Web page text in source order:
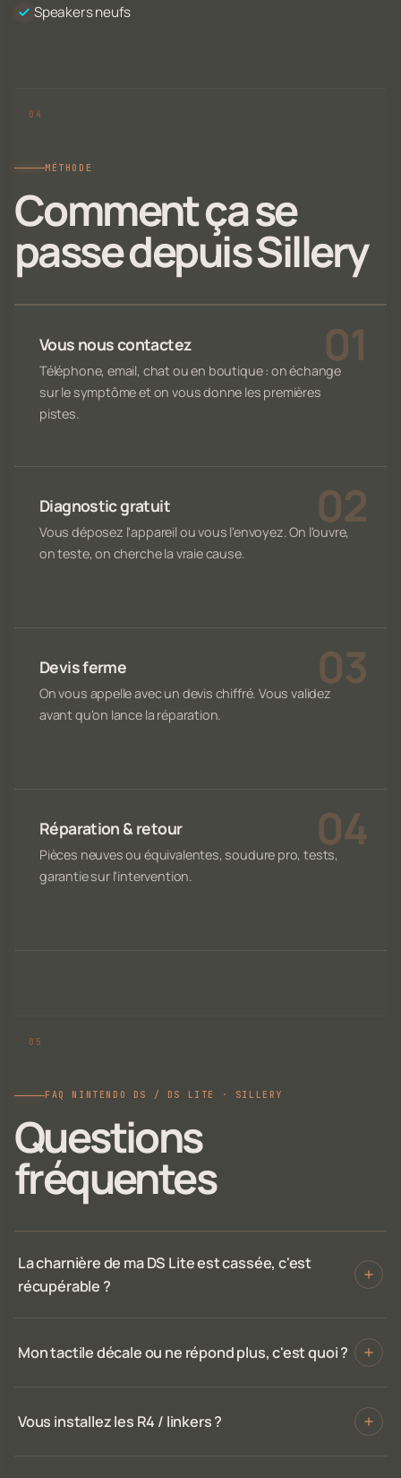
Speakers neufs
MÉTHODE
Comment ça se
passe depuis Sillery
Vous nous contactez
Téléphone, email, chat ou en boutique : on échange
sur le symptôme et on vous donne les premières
pistes.
Diagnostic gratuit
Vous déposez l'appareil ou vous l'envoyez. On l'ouvre,
on teste, on cherche la vraie cause.
Devis ferme
On vous appelle avec un devis chiffré. Vous validez
avant qu'on lance la réparation.
Réparation & retour
Pièces neuves ou équivalentes, soudure pro, tests,
garantie sur l'intervention.
FAQ NINTENDO DS / DS LITE · SILLERY
Questions
fréquentes
La charnière de ma DS Lite est cassée, c'est
récupérable ?
Mon tactile décale ou ne répond plus, c'est quoi ?
Vous installez les R4 / linkers ?